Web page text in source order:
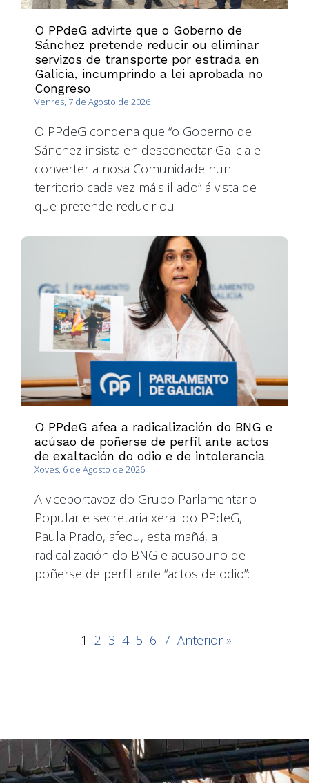
O PPdeG advirte que o Goberno de
Sánchez pretende reducir ou eliminar
servizos de transporte por estrada en
Galicia, incumprindo a lei aprobada no
Congreso
Venres, 7 de Agosto de 2026
O PPdeG condena que “o Goberno de
Sánchez insista en desconectar Galicia e
converter a nosa Comunidade nun
territorio cada vez máis illado” á vista de
que pretende reducir ou
O PPdeG afea a radicalización do BNG e
acúsao de poñerse de perfil ante actos
de exaltación do odio e de intolerancia
Xoves, 6 de Agosto de 2026
A viceportavoz do Grupo Parlamentario
Popular e secretaria xeral do PPdeG,
Paula Prado, afeou, esta mañá, a
radicalización do BNG e acusouno de
poñerse de perfil ante “actos de odio”:
1 2 3 4 5 6 7 Anterior »